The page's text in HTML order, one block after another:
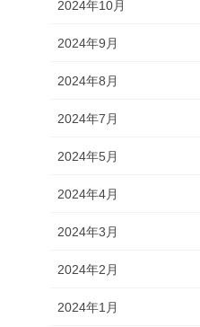
2024年10月
2024年9月
2024年8月
2024年7月
2024年5月
2024年4月
2024年3月
2024年2月
2024年1月